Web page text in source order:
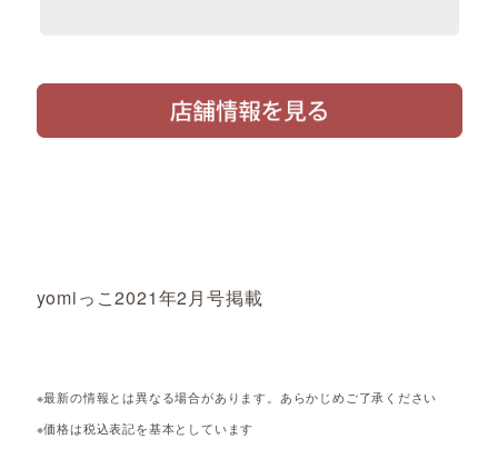
yomiっこ2021年2月号掲載
※最新の情報とは異なる場合があります。あらかじめご了承ください
※価格は税込表記を基本としています